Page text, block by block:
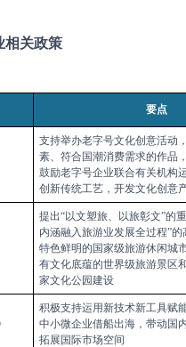
相关政策
要点
支持举办老字号文化创意活动
素、符合国潮消费需求的作品，
鼓励老字号企业联合有关机构
创新传统工艺， 开发文化创意
提出“以文塑旅、以旅彰文”的
内涵融入旅游业发展全过程”的
特色鲜明的国家级旅游休闲城
有文化底蕴的世界级旅游景区
家文化公园建设
积极支持运用新技术新工具赋
中小微企业借船出海，带动国
拓展国际市场空间